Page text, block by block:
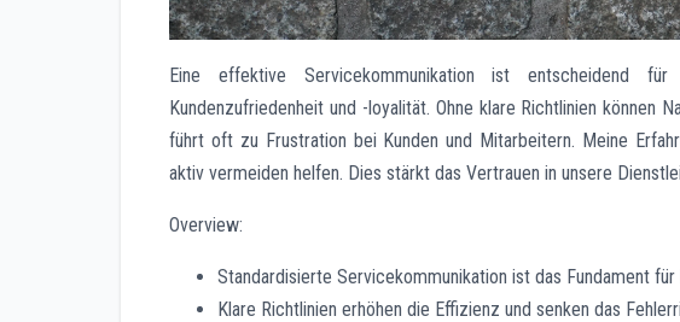
Eine effektive Servicekommunikation ist entscheidend
Kundenzufriedenheit und -loyalität. Ohne klare Richtlinien können
führt oft zu Frustration bei Kunden und Mitarbeitern. Meine
aktiv vermeiden helfen. Dies stärkt das Vertrauen in unsere
Overview:
Standardisierte Servicekommunikation ist das Fundament
Klare Richtlinien erhöhen die Effizienz und senken das